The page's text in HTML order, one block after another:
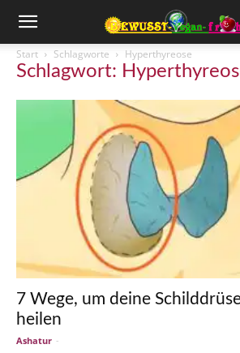
Start Schlagworte Hyperthyreose
Schlagwort:
7 Wege, um deine
heilen
Ashatur -